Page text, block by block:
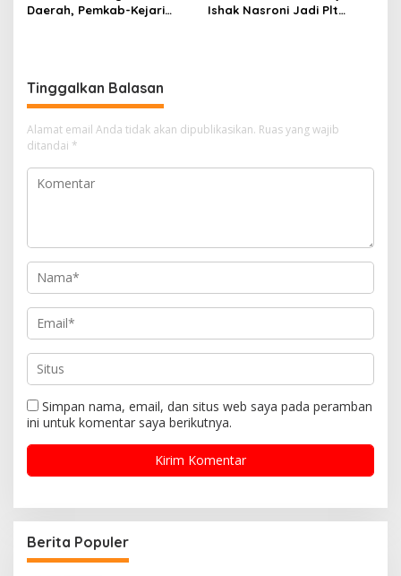
Daerah, Pemkab-Kejari
Ishak Nasroni Jadi Plt
Tinggalkan Balasan
Alamat email Anda tidak akan dipublikasikan. Ruas yang wajib
ditandai *
Simpan nama, email, dan situs web saya pada peramban
ini untuk komentar saya berikutnya.
Berita Populer